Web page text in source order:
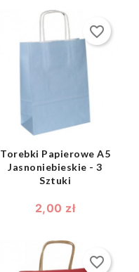
Torebki Papierowe A5
Jasnoniebieskie - 3
Sztuki
2,00 zł
favorite_border
favorite_border